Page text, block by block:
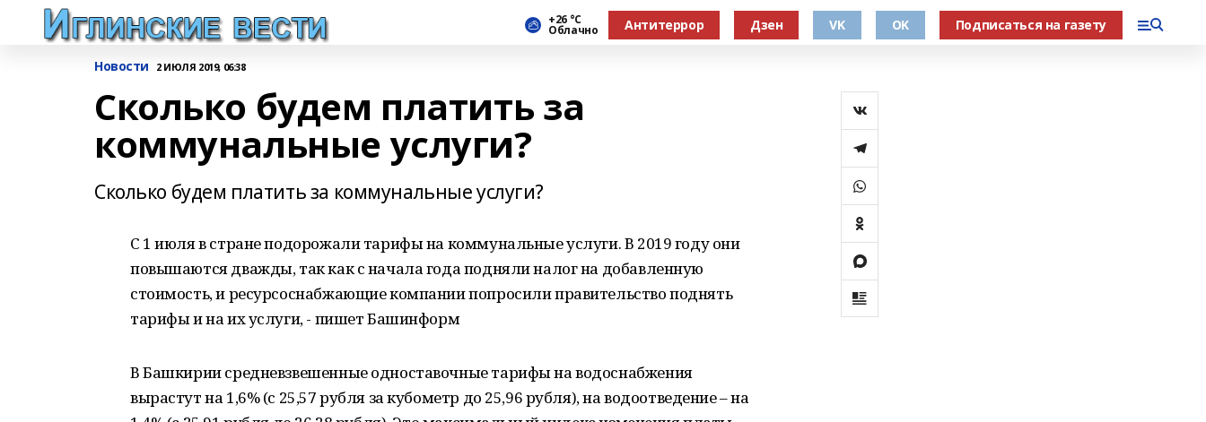
+26 °С
Облачно Антитеррор Дзен VK OK Подписаться на газету
Новости 2 ИЮЛЯ 2019, 06:38
Сколько будем платить за
коммунальные услуги?
Сколько будем платить за коммунальные услуги?
С 1 июля в стране подорожали тарифы на коммунальные услуги. В 2019 году они
повышаются дважды, так как с начала года подняли налог на добавленную
стоимость, и ресурсоснабжающие компании попросили правительство поднять
тарифы и на их услуги, - пишет Башинформ
В Башкирии средневзвешенные одноставочные тарифы на водоснабжения
вырастут на 1,6% (с 25,57 рубля за кубометр до 25,96 рубля), на водоотведение – на